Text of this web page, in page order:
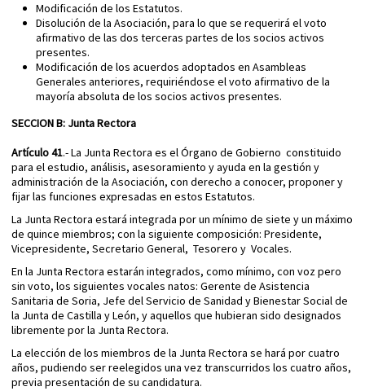
Modificación de los Estatutos.
Disolución de la Asociación, para lo que se requerirá el voto
afirmativo de las dos terceras partes de los socios activos
presentes.
Modificación de los acuerdos adoptados en Asambleas
Generales anteriores, requiriéndose el voto afirmativo de la
mayoría absoluta de los socios activos presentes.
SECCION B: Junta Rectora
Artículo 41.- La Junta Rectora es el Órgano de Gobierno constituido
para el estudio, análisis, asesoramiento y ayuda en la gestión y
administración de la Asociación, con derecho a conocer, proponer y
fijar las funciones expresadas en estos Estatutos.
La Junta Rectora estará integrada por un mínimo de siete y un máximo
de quince miembros; con la siguiente composición: Presidente,
Vicepresidente, Secretario General, Tesorero y Vocales.
En la Junta Rectora estarán integrados, como mínimo, con voz pero
sin voto, los siguientes vocales natos: Gerente de Asistencia
Sanitaria de Soria, Jefe del Servicio de Sanidad y Bienestar Social de
la Junta de Castilla y León, y aquellos que hubieran sido designados
libremente por la Junta Rectora.
La elección de los miembros de la Junta Rectora se hará por cuatro
años, pudiendo ser reelegidos una vez transcurridos los cuatro años,
previa presentación de su candidatura.